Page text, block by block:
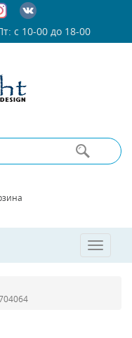
с 10-00 до 18-00
Toggle